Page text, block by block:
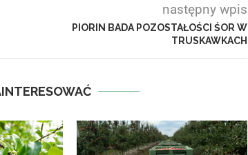
następny wpis
PIORIN BADA POZOSTAŁOŚCI ŚOR W
TRUSKAWKACH